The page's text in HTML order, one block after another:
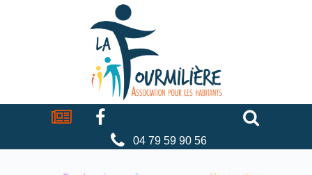
La
fourmilière
Actualités Facebook
04 79 59 90 56
Cookies management panel